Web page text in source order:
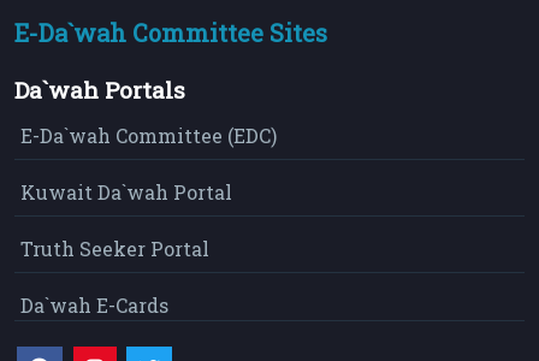
E-Da`wah Committee Sites
Da`wah Portals
E-Da`wah Committee (EDC)
Kuwait Da`wah Portal
Truth Seeker Portal
Da`wah E-Cards